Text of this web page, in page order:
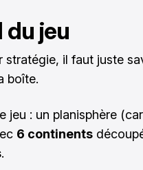
jeu
stratégie, il faut juste
boîte.
jeu : un planisphère
6 continents
.